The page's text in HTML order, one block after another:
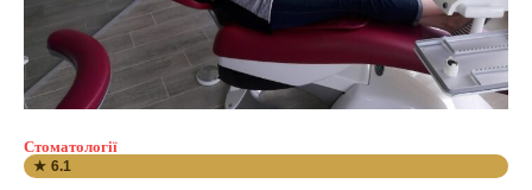
Стоматології
★ 6.1